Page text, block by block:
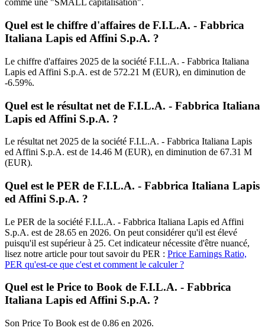
comme une "SMALL capitalisation".
Quel est le chiffre d'affaires de F.I.L.A. - Fabbrica
Italiana Lapis ed Affini S.p.A. ?
Le chiffre d'affaires 2025 de la société F.I.L.A. - Fabbrica Italiana
Lapis ed Affini S.p.A. est de 572.21 M (EUR), en diminution de
-6.59%.
Quel est le résultat net de F.I.L.A. - Fabbrica Italiana
Lapis ed Affini S.p.A. ?
Le résultat net 2025 de la société F.I.L.A. - Fabbrica Italiana Lapis
ed Affini S.p.A. est de 14.46 M (EUR), en diminution de 67.31 M
(EUR).
Quel est le PER de F.I.L.A. - Fabbrica Italiana Lapis
ed Affini S.p.A. ?
Le PER de la société F.I.L.A. - Fabbrica Italiana Lapis ed Affini
S.p.A. est de 28.65 en 2026. On peut considérer qu'il est élevé
puisqu'il est supérieur à 25. Cet indicateur nécessite d'être nuancé,
lisez notre article pour tout savoir du PER : Price Earnings Ratio,
PER qu'est-ce que c'est et comment le calculer ?
Quel est le Price to Book de F.I.L.A. - Fabbrica
Italiana Lapis ed Affini S.p.A. ?
Son Price To Book est de 0.86 en 2026.